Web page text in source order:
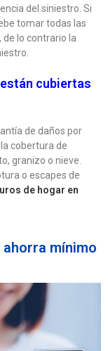
del siniestro. Si
tomar todas las
lo contrario la
cubiertas
de daños por
cobertura de
granizo o nieve.
o escapes de
de hogar en
mínimo